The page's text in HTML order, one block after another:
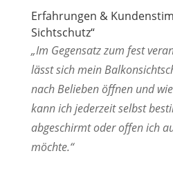
Erfahrungen &
Sichtschutz“
„Im Gegensatz zum fest
lässt sich mein
nach Belieben öffnen und
kann ich jederzeit selbst
abgeschirmt oder offen ich
möchte.“